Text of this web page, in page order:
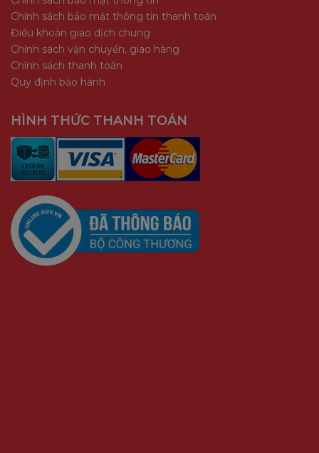
Chính sách bảo mật thông tin thanh toán
Điều khoản giao dịch chung
Chính sách vận chuyển, giao hàng
Chính sách thanh toán
Quy định bảo hành
HÌNH THỨC THANH TOÁN